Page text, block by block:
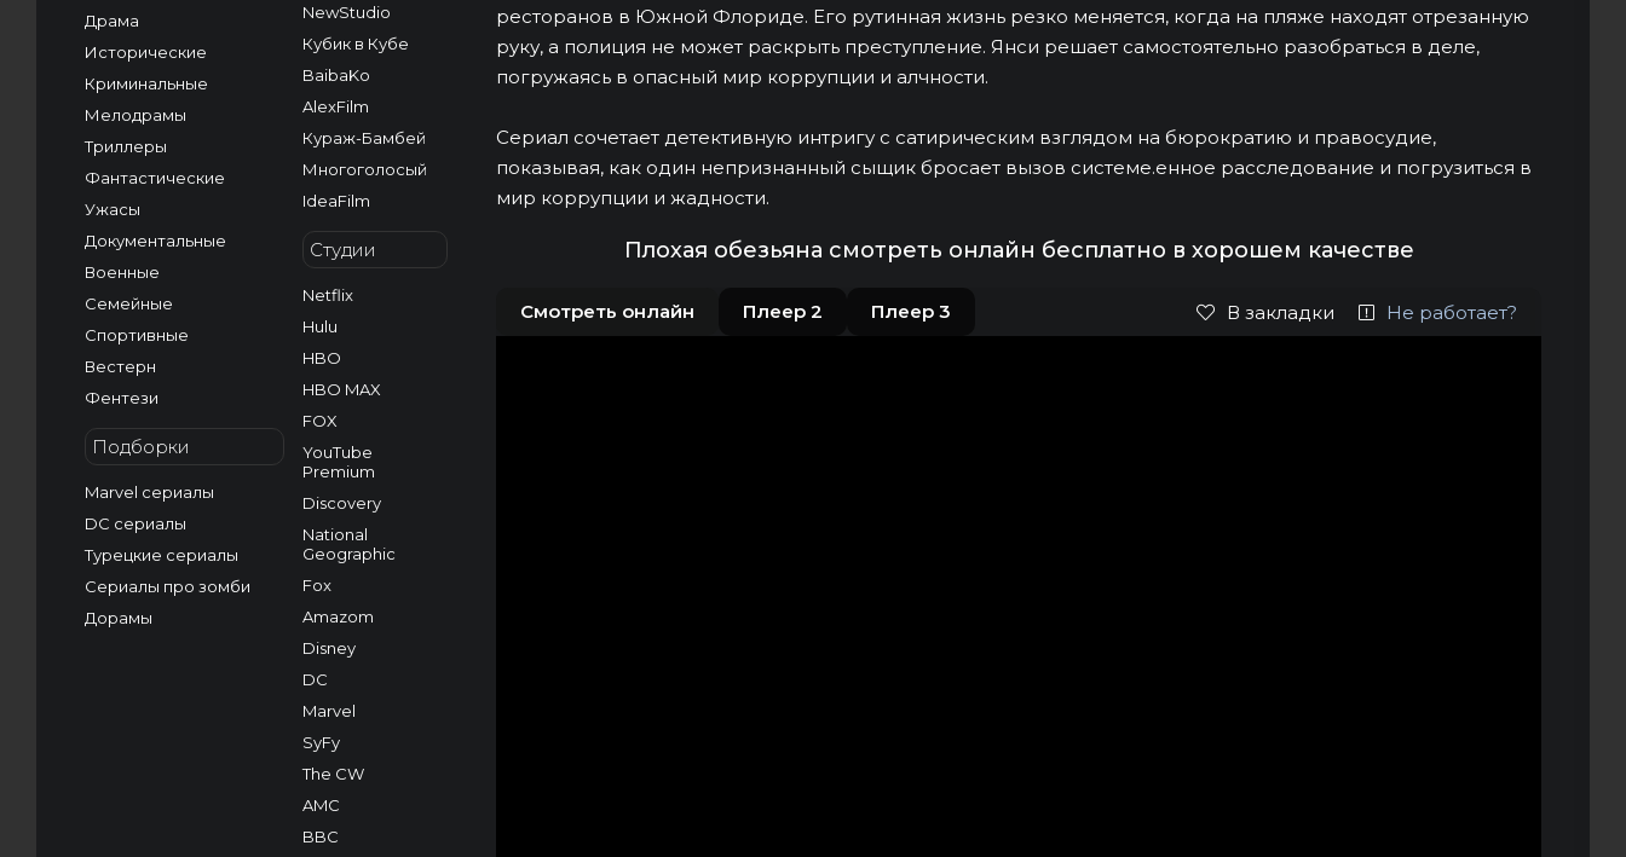
Драма
Исторические
Криминальные
Мелодрамы
Триллеры
Фантастические
Ужасы
Документальные
Военные
Семейные
Спортивные
Вестерн
Фентези
Подборки
Marvel сериалы
DC сериалы
Турецкие сериалы
Сериалы про зомби
Дорамы
NewStudio
Кубик в Кубе
BaibaKo
AlexFilm
Кураж-Бамбей
Многоголосый
IdeaFilm
Студии
Netflix
Hulu
HBO
HBO MAX
FOX
YouTube
Premium
Discovery
National
Geographic
Fox
Amazom
Disney
DC
Marvel
SyFy
The CW
AMC
BBC
ресторанов в Южной Флориде. Его рутинная жизнь резко меняется, когда на пляже находят отрезанную
руку, а полиция не может раскрыть преступление. Янси решает самостоятельно разобраться в деле,
погружаясь в опасный мир коррупции и алчности.
Сериал сочетает детективную интригу с сатирическим взглядом на бюрократию и правосудие,
показывая, как один непризнанный сыщик бросает вызов системе.енное расследование и погрузиться в
мир коррупции и жадности.
Плохая обезьяна смотреть онлайн бесплатно в хорошем качестве
Смотреть онлайн Плеер 2 Плеер 3 В закладки Не работает?